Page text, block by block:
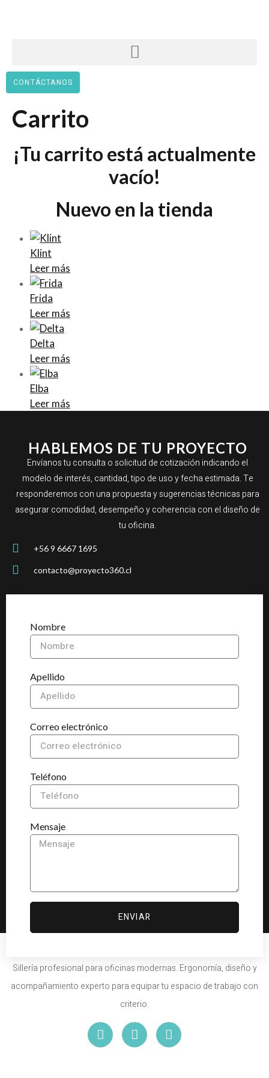
CONTÁCTANOS
Carrito
¡Tu carrito está actualmente
vacío!
Nuevo en la tienda
Klint
Leer más
Frida
Leer más
Delta
Leer más
Elba
Leer más
HABLEMOS DE TU PROYECTO
Envíanos tu consulta o solicitud de cotización indicando el
modelo de interés, cantidad, tipo de uso y fecha estimada. Te
responderemos con una propuesta y sugerencias técnicas para
asegurar comodidad, desempeño y coherencia con el diseño de
tu oficina.
+56 9 6667 1695
contacto@proyecto360.cl
Nombre
Apellido
Correo electrónico
Teléfono
Mensaje
ENVIAR
Sillería profesional para oficinas modernas. Ergonomía, diseño y
acompañamiento experto para equipar tu espacio de trabajo con
criterio.